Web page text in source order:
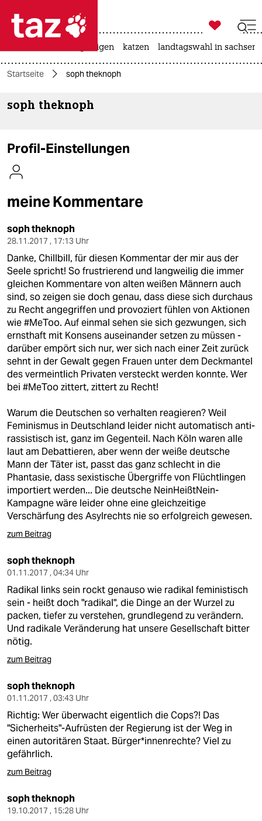
 taz zahl ich
taz zahl ich
themen
kultur
sport
berlin
nord
wahrheit
verlag
verlag
veranstaltungen
shop
fragen & hilfe
unterstützen
abo
genossenschaft
epaper login

taz zahl ich
bergsteigen katzen landtagswahl in
Startseite soph theknoph
soph theknoph
Profil-Einstellungen
meine Kommentare
soph theknoph
28.11.2017 , 17:13 Uhr
Danke, Chillbill, für diesen Kommentar der mir aus der
Seele spricht! So frustrierend und langweilig die immer
gleichen Kommentare von alten weißen Männern auch
sind, so zeigen sie doch genau, dass diese sich durchaus
zu Recht angegriffen und provoziert fühlen von Aktionen
wie #MeToo. Auf einmal sehen sie sich gezwungen, sich
ernsthaft mit Konsens auseinander setzen zu müssen -
darüber empört sich nur, wer sich nach einer Zeit zurück
sehnt in der Gewalt gegen Frauen unter dem Deckmantel
des vermeintlich Privaten versteckt werden konnte. Wer
bei #MeToo zittert, zittert zu Recht!
Warum die Deutschen so verhalten reagieren? Weil
Feminismus in Deutschland leider nicht automatisch anti-
rassistisch ist, ganz im Gegenteil. Nach Köln waren alle
laut am Debattieren, aber wenn der weiße deutsche
Mann der Täter ist, passt das ganz schlecht in die
Phantasie, dass sexistische Übergriffe von Flüchtlingen
importiert werden... Die deutsche NeinHeißtNein-
Kampagne wäre leider ohne eine gleichzeitige
Verschärfung des Asylrechts nie so erfolgreich gewesen.
zum Beitrag
soph theknoph
01.11.2017 , 04:34 Uhr
Radikal links sein rockt genauso wie radikal feministisch
sein - heißt doch "radikal", die Dinge an der Wurzel zu
packen, tiefer zu verstehen, grundlegend zu verändern.
Und radikale Veränderung hat unsere Gesellschaft bitter
nötig.
zum Beitrag
soph theknoph
01.11.2017 , 03:43 Uhr
Richtig: Wer überwacht eigentlich die Cops?! Das
"Sicherheits"-Aufrüsten der Regierung ist der Weg in
einen autoritären Staat. Bürger*innenrechte? Viel zu
gefährlich.
zum Beitrag
soph theknoph
19.10.2017 , 15:28 Uhr